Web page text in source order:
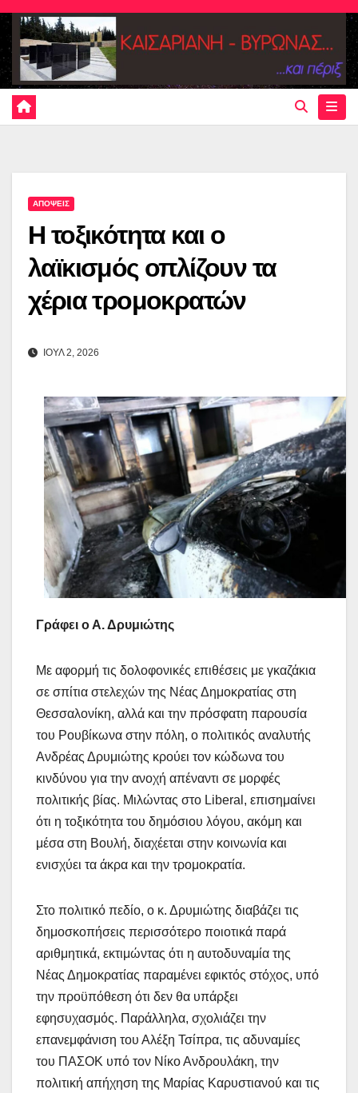
Skip
content
ΑΠΟΨΕΙΣ
Η τοξικότητα και ο
λαϊκισμός οπλίζουν τα
χέρια τρομοκρατών
ΙΟΥΛ 2, 2026
Γράφει ο Α. Δρυμιώτης
Με αφορμή τις δολοφονικές επιθέσεις με γκαζάκια
σε σπίτια στελεχών της Νέας Δημοκρατίας στη
Θεσσαλονίκη, αλλά και την πρόσφατη παρουσία
του Ρουβίκωνα στην πόλη, ο πολιτικός αναλυτής
Ανδρέας Δρυμιώτης κρούει τον κώδωνα του
κινδύνου για την ανοχή απέναντι σε μορφές
πολιτικής βίας. Μιλώντας στο Liberal, επισημαίνει
ότι η τοξικότητα του δημόσιου λόγου, ακόμη και
μέσα στη Βουλή, διαχέεται στην κοινωνία και
ενισχύει τα άκρα και την τρομοκρατία.
Στο πολιτικό πεδίο, ο κ. Δρυμιώτης διαβάζει τις
δημοσκοπήσεις περισσότερο ποιοτικά παρά
αριθμητικά, εκτιμώντας ότι η αυτοδυναμία της
Νέας Δημοκρατίας παραμένει εφικτός στόχος, υπό
την προϋπόθεση ότι δεν θα υπάρξει
εφησυχασμός. Παράλληλα, σχολιάζει την
επανεμφάνιση του Αλέξη Τσίπρα, τις αδυναμίες
του ΠΑΣΟΚ υπό τον Νίκο Ανδρουλάκη, την
πολιτική απήχηση της Μαρίας Καρυστιανού και τις